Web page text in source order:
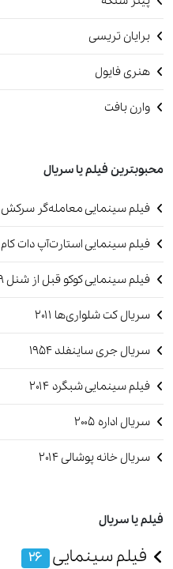
برایان تریسی
هنری فایول
وارن بافت
محبوبترین فیلم یا سریال
فیلم سینمایی معامله‌گر سرکش 1999
فیلم سینمایی استارت‌آپ دات کام 2001
فیلم سینمایی کوکو قبل از شنل 2009
سریال کت شلواری‌ها 2011
سریال جری ساینفلد‏ 1954
فیلم سینمایی شبگرد ۲۰۱۴
سریال اداره 2005
سریال خانه پوشالی 2014
فیلم یا سریال
فیلم سینمایی 26